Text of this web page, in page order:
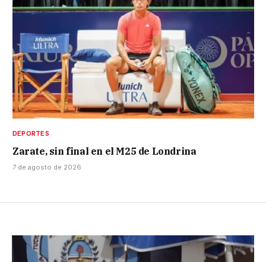
DEPORTES
Zarate, sin final en el M25 de Londrina
7 de agosto de 2026